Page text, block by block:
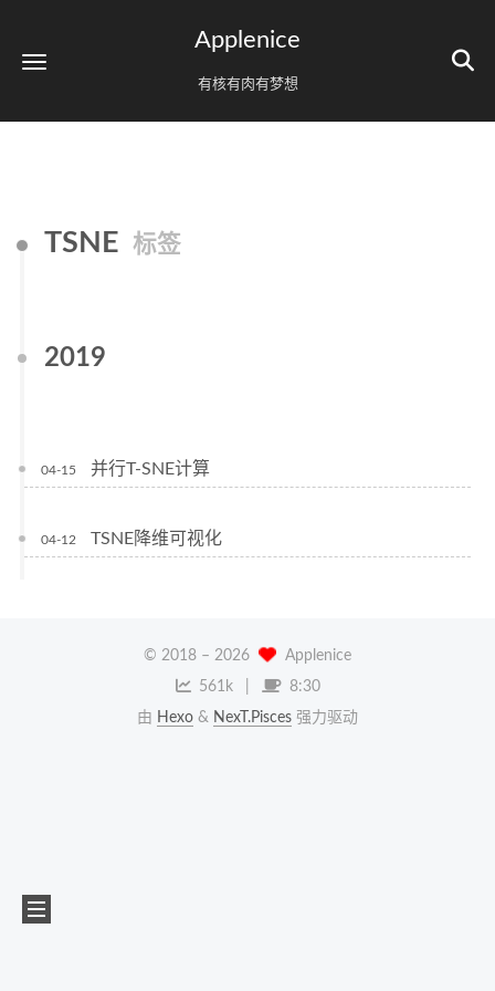
Applenice
有核有肉有梦想
TSNE 标签
2019
04-15 并行T-SNE计算
04-12 TSNE降维可视化
© 2018 – 2026
Applenice
561k
8:30
由 Hexo & NexT.Pisces 强力驱动